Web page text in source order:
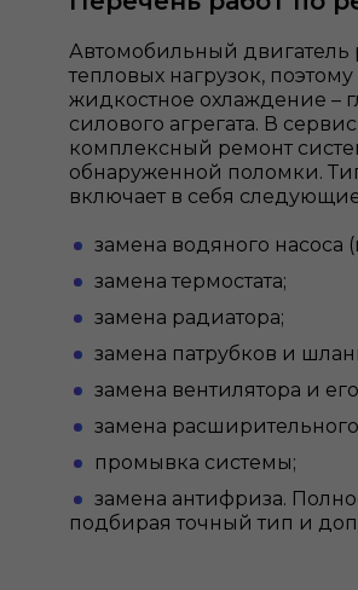
Автомобильный двигатель
тепловых нагрузок,
жидкостное охлаждение –
силового агрегата. В
комплексный ремонт
обнаруженной поломки.
включает в себя
замена водяного насоса
замена термостата;
замена радиатора;
замена патрубков и
замена вентилятора и
замена расширительного
промывка системы;
замена антифриза.
подбирая точный тип и